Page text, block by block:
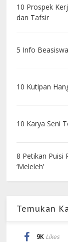
10 Prospek
dan Tafsir
5 Info
10 Kutipan
10 Karya Seni
8 Petikan Puisi
‘Meleleh’
Temukan
9K Likes